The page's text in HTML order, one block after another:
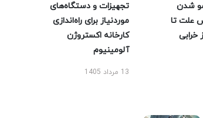
شدن
علت تا
خرابی
تجهیزات و دستگاه‌های
موردنیاز برای راه‌اندازی
کارخانه اکستروژن
آلومینیوم
13 مرداد 1405